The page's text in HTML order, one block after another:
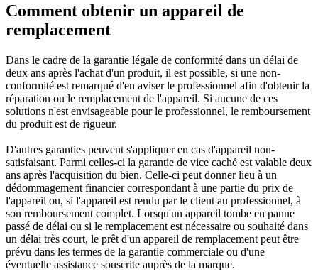
Comment obtenir un appareil de
remplacement
Dans le cadre de la garantie légale de conformité dans un délai de
deux ans après l'achat d'un produit, il est possible, si une non-
conformité est remarqué d'en aviser le professionnel afin d'obtenir la
réparation ou le remplacement de l'appareil. Si aucune de ces
solutions n'est envisageable pour le professionnel, le remboursement
du produit est de rigueur.
D'autres garanties peuvent s'appliquer en cas d'appareil non-
satisfaisant. Parmi celles-ci la garantie de vice caché est valable deux
ans après l'acquisition du bien. Celle-ci peut donner lieu à un
dédommagement financier correspondant à une partie du prix de
l'appareil ou, si l'appareil est rendu par le client au professionnel, à
son remboursement complet. Lorsqu'un appareil tombe en panne
passé de délai ou si le remplacement est nécessaire ou souhaité dans
un délai très court, le prêt d'un appareil de remplacement peut être
prévu dans les termes de la garantie commerciale ou d'une
éventuelle assistance souscrite auprès de la marque.